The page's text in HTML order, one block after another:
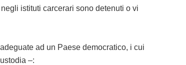
istituti carcerari sono detenuti o vi
ad un Paese democratico, i cui
–: